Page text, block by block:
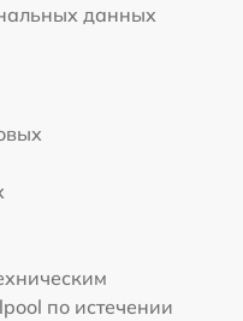
данных
по истечении